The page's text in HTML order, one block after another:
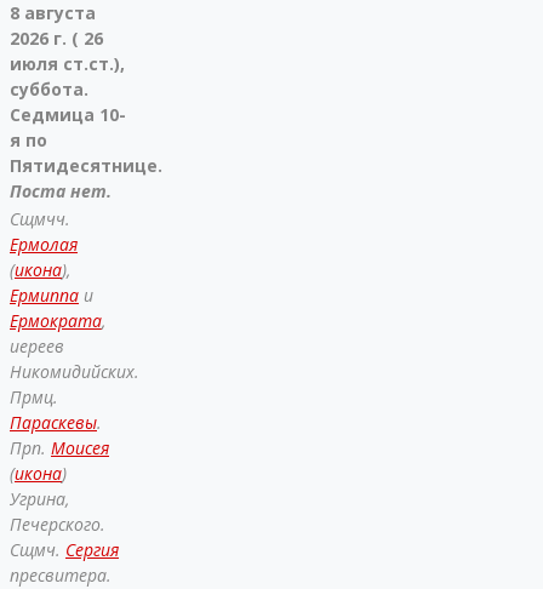
8 августа
2026 г. ( 26
июля ст.ст.),
суббота.
Седмица 10-
я по
Пятидесятнице.
Поста нет.
Сщмчч.
Ермолая
(икона),
Ермиппа и
Ермократа,
иереев
Никомидийских.
Прмц.
Параскевы.
Прп. Моисея
(икона)
Угрина,
Печерского.
Сщмч. Сергия
пресвитера.